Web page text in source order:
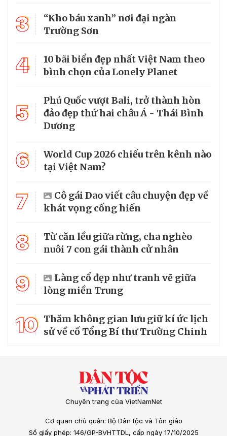
3
“Kho báu xanh” nơi đại ngàn
Trường Sơn
4
10 bãi biển đẹp nhất Việt Nam theo
bình chọn của Lonely Planet
5
Phú Quốc vượt Bali, trở thành hòn
đảo đẹp thứ hai châu Á - Thái Bình
Dương
6
World Cup 2026 chiếu trên kênh nào
tại Việt Nam?
7
Cô gái Dao viết câu chuyện đẹp về
khát vọng cống hiến
8
Từ căn lều giữa rừng, cha nghèo
nuôi 7 con gái thành cử nhân
9
Làng cổ đẹp như tranh vẽ giữa
lòng miền Trung
10 Thăm không gian lưu giữ kí ức lịch
sử về cố Tổng Bí thư Trường Chinh
Chuyên trang của VietNamNet
Cơ quan chủ quản: Bộ Dân tộc và Tôn giáo
Số giấy phép: 146/GP-BVHTTDL, cấp ngày 17/10/2025